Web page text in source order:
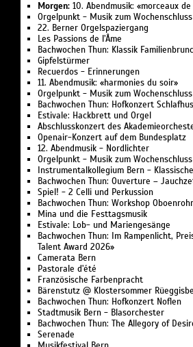
Morgen: 10. Abendmusik: «morceaux
Orgelpunkt - Musik zum Wochenschluss
22. Berner Orgelspaziergang
Les Passions de l’Âme
Bachwochen Thun: Klassik
Gipfelstürmer
Recuerdos - Erinnerungen
11. Abendmusik: «harmonies du soir»
Orgelpunkt - Musik zum Wochenschluss
Bachwochen Thun: Hofkonzert Schlafhus
Estivale: Hackbrett und Orgel
Abschlusskonzert des
Openair-Konzert auf dem Bundesplatz
12. Abendmusik - Nordlichter
Orgelpunkt - Musik zum Wochenschluss
Instrumentalkollegium Bern -
Bachwochen Thun: Ouverture –
Spiel! - 2 Celli und Perkussion
Bachwochen Thun: Workshop
Mina und die Festtagsmusik
Estivale: Lob- und Mariengesänge
Bachwochen Thun: Im Rampenlicht,
Talent Award 2026»
Camerata Bern
Pastorale d'été
Französische Farbenpracht
Bärenstutz @ Klostersommer
Bachwochen Thun: Hofkonzert Noflen
Stadtmusik Bern - Blasorchester
Bachwochen Thun: The Allegory of
Serenade